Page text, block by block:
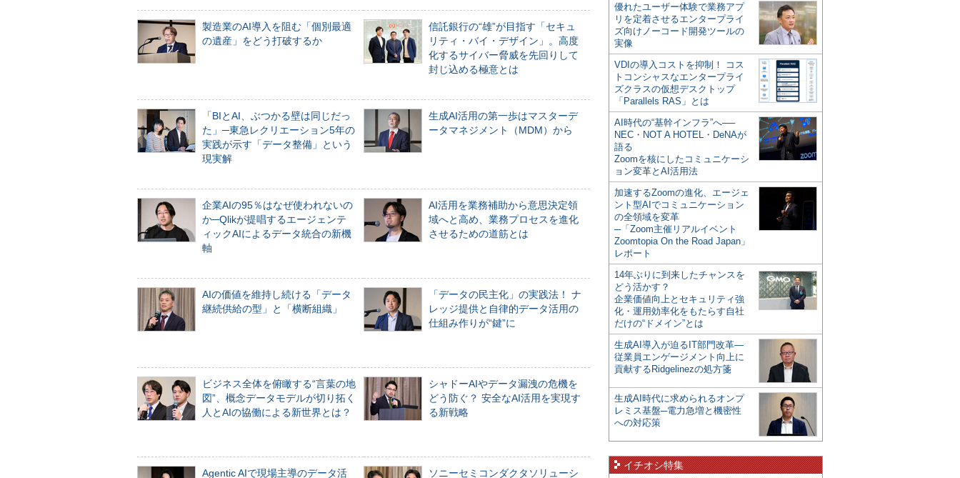
製造業のAI導入を阻む「個別最適
の遺産」をどう打破するか
信託銀行の“雄”が目指す「セキュ
リティ・バイ・デザイン」。高度
化するサイバー脅威を先回りして
封じ込める極意とは
「BIとAI、ぶつかる壁は同じだっ
た」─東急レクリエーション5年の
実践が示す「データ整備」という
現実解
生成AI活用の第一歩はマスターデ
ータマネジメント（MDM）から
企業AIの95％はなぜ使われないの
か─Qlikが提唱するエージェンテ
ィックAIによるデータ統合の新機
軸
AI活用を業務補助から意思決定領
域へと高め、業務プロセスを進化
させるための道筋とは
AIの価値を維持し続ける「データ
継続供給の型」と「横断組織」
「データの民主化」の実践法！ ナ
レッジ提供と自律的データ活用の
仕組み作りが“鍵”に
ビジネス全体を俯瞰する“言葉の地
図”、概念データモデルが切り拓く
人とAIの協働による新世界とは？
シャドーAIやデータ漏洩の危機を
どう防ぐ？ 安全なAI活用を実現す
る新戦略
Agentic AIで現場主導のデータ活 ソニーセミコンダクタソリューシ
優れたユーザー体験で業務アプ
リを定着させるエンタープライ
ズ向けノーコード開発ツールの
実像
VDIの導入コストを抑制！ コス
トコンシャスなエンタープライ
ズクラスの仮想デスクトップ
「Parallels RAS」とは
AI時代の“基幹インフラ”へ──
NEC・NOT A HOTEL・DeNAが
語る
Zoomを核にしたコミュニケーシ
ョン変革とAI活用法
加速するZoomの進化、エージェ
ント型AIでコミュニケーション
の全領域を変革
─「Zoom主催リアルイベント
Zoomtopia On the Road Japan」
レポート
14年ぶりに到来したチャンスを
どう活かす？
企業価値向上とセキュリティ強
化・運用効率化をもたらす自社
だけの“ドメイン”とは
生成AI導入が迫るIT部門改革―
従業員エンゲージメント向上に
貢献するRidgelinezの処方箋
生成AI時代に求められるオンプ
レミス基盤─電力急増と機密性
への対応策
イチオシ特集